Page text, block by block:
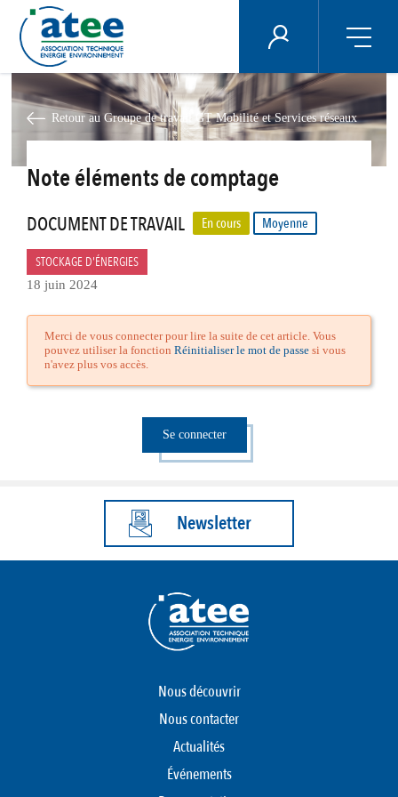
au
contenu
principal
ÉNERGIE PLUS
Retour au Groupe de travail GT Mobilité et Services réseaux
Note éléments de comptage
DOCUMENT DE TRAVAIL En cours Moyenne
STOCKAGE D'ÉNERGIES
18 juin 2024
Merci de vous connecter pour lire la suite de cet article. Vous
pouvez utiliser la fonction Réinitialiser le mot de passesi vous
n'avez plus vos accès.
Se connecter
Newsletter
Nous découvrir
Nous contacter
Actualités
Événements
Panneau de gestion des cookies